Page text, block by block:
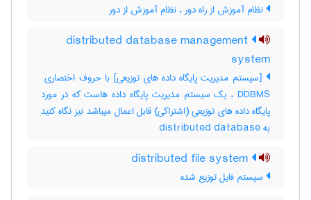
نظام آموزش از راه دور ، نظام آموزش از دور
distributed database management
system
DDBMS ، یک سیستم مدیریت پایگاه داده هاست که در مورد
پایگاه داده های توزیعی (اشتراکی) قابل اعمال میباشد نیز نگاه کنید
به ‎ distributed database
سیستم فایل توزیع شده